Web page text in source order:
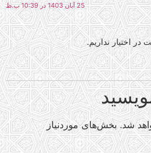
25 آبان 1403 در 10:39 ب.ظ
اختیار نداریم.
شد. بخش‌های موردنیاز